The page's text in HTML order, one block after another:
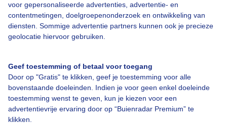
voor gepersonaliseerde advertenties, advertentie- en
contentmetingen, doelgroepenonderzoek en ontwikkeling van
diensten. Sommige advertentie partners kunnen ook je precieze
geolocatie hiervoor gebruiken.
Geef toestemming of betaal voor toegang
Door op "Gratis" te klikken, geef je toestemming voor alle
bovenstaande doeleinden. Indien je voor geen enkel doeleinde
toestemming wenst te geven, kun je kiezen voor een
advertentievrije ervaring door op “Buienradar Premium” te
klikken.
Veelgestelde vragen
Contact
Toegankelijkheid
Adverteren
Privacy beleid